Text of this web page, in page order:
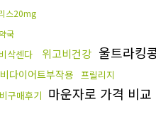
스20mg
국
삭센다 위고비건강 울트라킹
다이어트부작용 프릴리지
구매후기 마운자로 가격 비교